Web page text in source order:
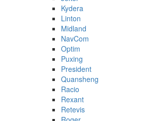
Kydera
Linton
Midland
NavCom
Optim
Puxing
President
Quansheng
Racio
Rexant
Retevis